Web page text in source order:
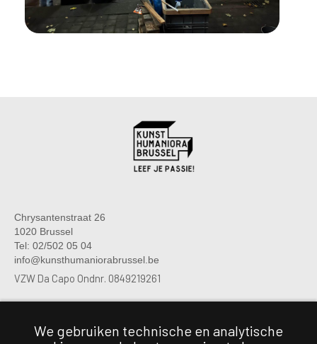
We gebruiken technische en analytische
Chrysantenstraat 26
1020 Brussel
Tel: 02/502 05 04
info@kunsthumaniorabrussel.be
VZW Da Capo Ondnr. 0849219261
Chrysantenstraat 26